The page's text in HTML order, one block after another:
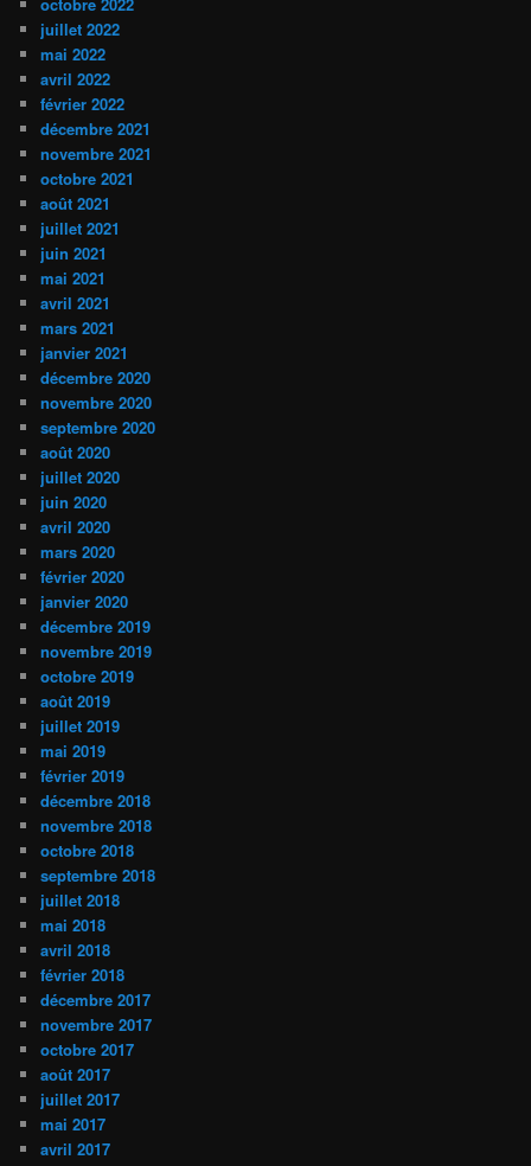
juillet 2022
mai 2022
avril 2022
février 2022
décembre 2021
novembre 2021
octobre 2021
août 2021
juillet 2021
juin 2021
mai 2021
avril 2021
mars 2021
janvier 2021
décembre 2020
novembre 2020
septembre 2020
août 2020
juillet 2020
juin 2020
avril 2020
mars 2020
février 2020
janvier 2020
décembre 2019
novembre 2019
octobre 2019
août 2019
juillet 2019
mai 2019
février 2019
décembre 2018
novembre 2018
octobre 2018
septembre 2018
juillet 2018
mai 2018
avril 2018
février 2018
décembre 2017
novembre 2017
octobre 2017
août 2017
juillet 2017
mai 2017
avril 2017